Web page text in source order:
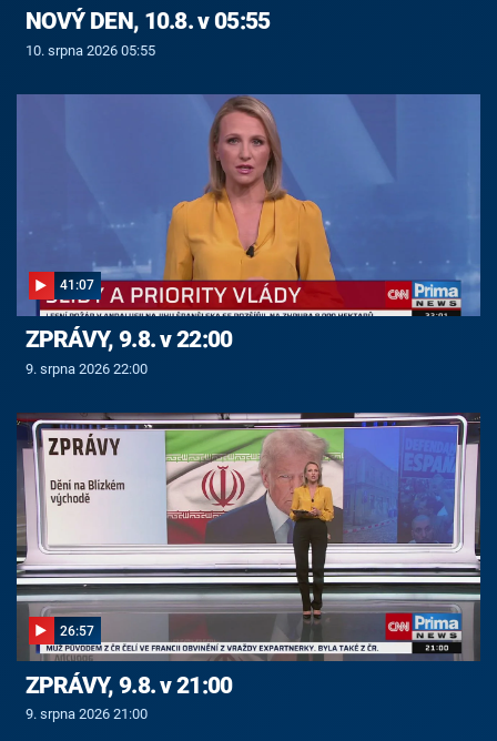
NOVÝ DEN, 10.8. v 05:55
10. srpna 2026 05:55
41:07
ZPRÁVY, 9.8. v 22:00
9. srpna 2026 22:00
26:57
ZPRÁVY, 9.8. v 21:00
9. srpna 2026 21:00